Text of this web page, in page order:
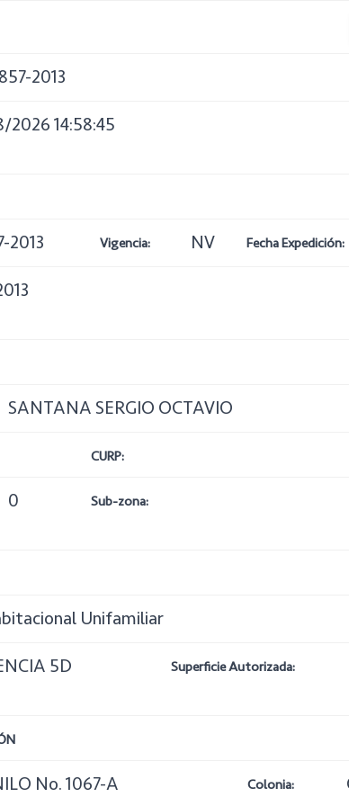
2013
2026 14:58:45
2013 Vigencia: NV Fecha Expedición:
SANTANA SERGIO OCTAVIO
CURP:
0 Sub-zona:
Unifamiliar
5D Superficie Autorizada:
No. 1067-A Colonia: